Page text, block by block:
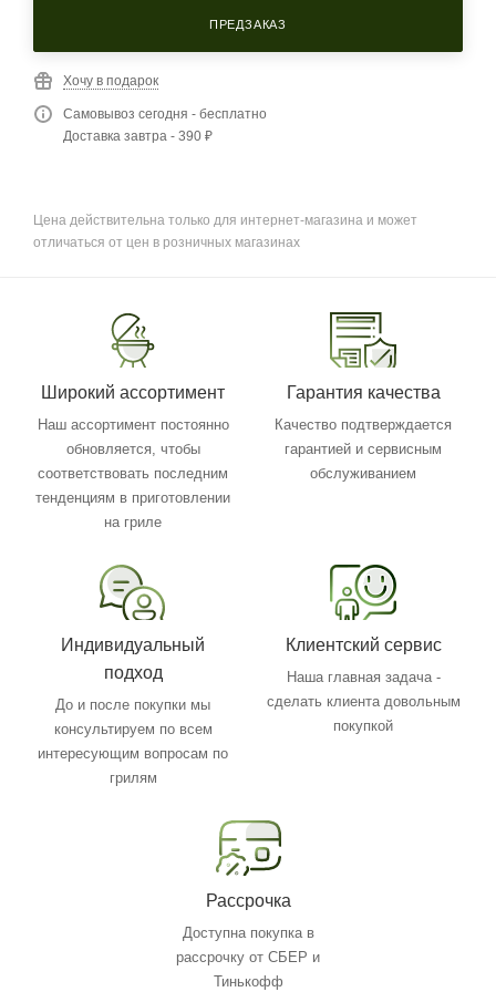
ПРЕДЗАКАЗ
Хочу в подарок
Самовывоз сегодня - бесплатно
Доставка завтра - 390 ₽
Цена действительна только для интернет-магазина и может
отличаться от цен в розничных магазинах
Широкий ассортимент
Наш ассортимент постоянно
обновляется, чтобы
соответствовать последним
тенденциям в приготовлении
на гриле
Гарантия качества
Качество подтверждается
гарантией и сервисным
обслуживанием
Индивидуальный
подход
До и после покупки мы
консультируем по всем
интересующим вопросам по
грилям
Клиентский сервис
Наша главная задача -
сделать клиента довольным
покупкой
Рассрочка
Доступна покупка в
рассрочку от СБЕР и
Тинькофф